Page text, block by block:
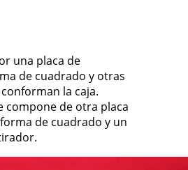
una placa de
de cuadrado y otras
la caja.
compone de otra placa
de cuadrado y un